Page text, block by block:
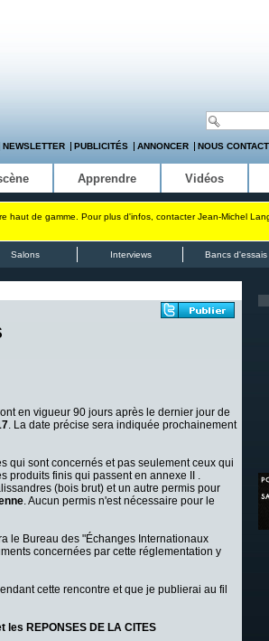
NEWSLETTER PUBLICITÉS ANNONCER NOUS
Apprendre Vidéos
de gamme. Pour plus d'infos, contacter Jean-Michel
Salons Interviews Bancs d'essais
en vigueur 90 jours après le dernier jour de
. La date précise sera indiquée prochainement
qui sont concernés et pas seulement ceux qui
produits finis qui passent en annexe II .
(bois brut) et un autre permis pour
. Aucun permis n'est nécessaire pour le
le Bureau des "Échanges Internationaux
concernées par cette réglementation y
cette rencontre et que je publierai au fil
les REPONSES DE LA CITES